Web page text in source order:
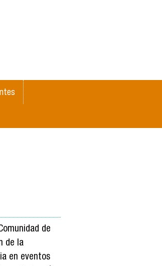
de
de la
en eventos